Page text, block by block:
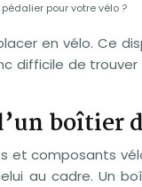
pour votre vélo ?
en vélo. Ce
difficile de
boîtier
composants
au cadre. Un